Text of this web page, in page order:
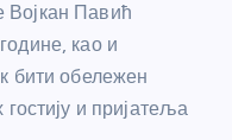
Војкан Павић
као и
бити обележен
гостију и пријатеља